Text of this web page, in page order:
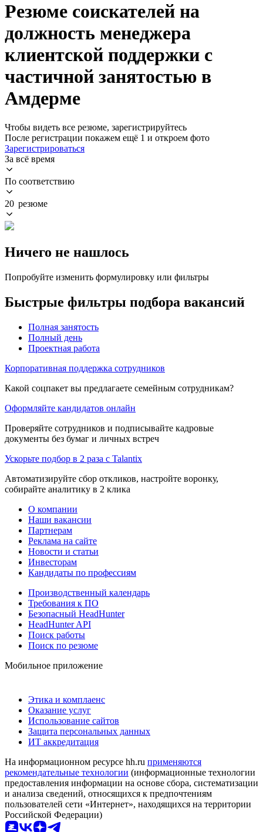
Резюме соискателей на
должность менеджера
клиентской поддержки с
частичной занятостью в
Амдерме
Чтобы видеть все резюме, зарегистрируйтесь
После регистрации покажем ещё 1 и откроем фото
Зарегистрироваться
За всё время
По соответствию
20 резюме
Ничего не нашлось
Попробуйте изменить формулировку или фильтры
Быстрые фильтры подбора вакансий
Полная занятость
Полный день
Проектная работа
Корпоративная поддержка сотрудников
Какой соцпакет вы предлагаете семейным сотрудникам?
Оформляйте кандидатов онлайн
Проверяйте сотрудников и подписывайте кадровые
документы без бумаг и личных встреч
Ускорьте подбор в 2 раза с Talantix
Автоматизируйте сбор откликов, настройте воронку,
собирайте аналитику в 2 клика
О компании
Наши вакансии
Партнерам
Реклама на сайте
Новости и статьи
Инвесторам
Кандидаты по профессиям
Производственный календарь
Требования к ПО
Безопасный HeadHunter
HeadHunter API
Поиск работы
Поиск по резюме
Мобильное приложение
Этика и комплаенс
Оказание услуг
Использование сайтов
Защита персональных данных
ИТ аккредитация
На информационном ресурсе hh.ru применяются
рекомендательные технологии (информационные технологии
предоставления информации на основе сбора, систематизации
и анализа сведений, относящихся к предпочтениям
пользователей сети «Интернет», находящихся на территории
Российской Федерации)